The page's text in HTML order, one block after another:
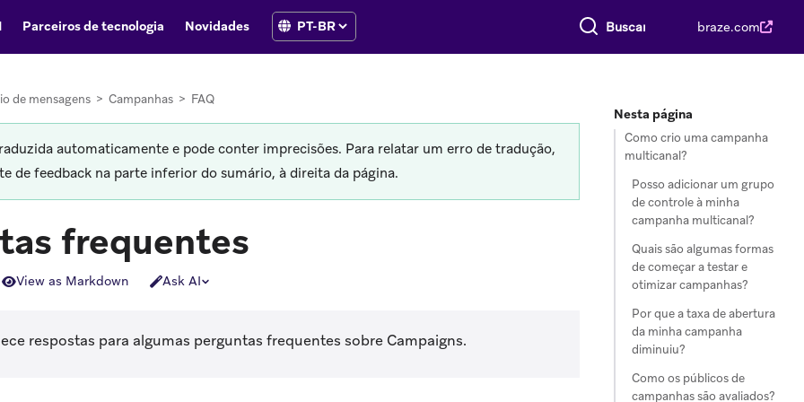
Parceiros de tecnologia Novidades Buscar tudo braze.com
de mensagens > Campanhas > FAQ
automaticamente e pode conter imprecisões. Para relatar um erro de tradução,
de feedback na parte inferior do sumário, à direita da página.
frequentes
View as Markdown Ask AI
respostas para algumas perguntas frequentes sobre Campaigns.
Nesta página
Como crio uma campanha
multicanal?
Posso adicionar um grupo
de controle à minha
campanha multicanal?
Quais são algumas formas
de começar a testar e
otimizar campanhas?
Por que a taxa de abertura
da minha campanha
diminuiu?
Como os públicos de
campanhas são avaliados?